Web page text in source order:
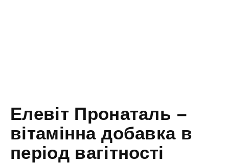
Елевіт Пронаталь –
вітамінна добавка в
період вагітності